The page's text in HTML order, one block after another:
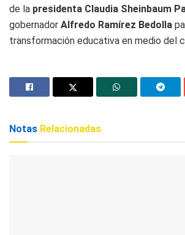
de la presidenta Claudia Sheinbaum
gobernador Alfredo Ramírez Bedolla
transformación educativa en medio del
Notas Relacionadas